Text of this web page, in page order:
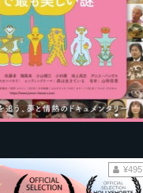
¥495